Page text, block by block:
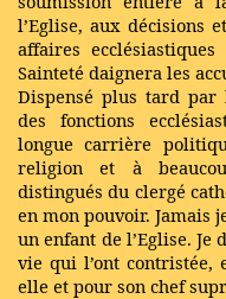
l’Eglise, aux décisions
affaires
Sainteté daignera les
Dispensé plus tard par
des fonctions
longue carrière
religion et à
distingués du clergé
en mon pouvoir. Jamais
un enfant de l’Eglise. Je
vie qui l’ont
elle et pour son chef